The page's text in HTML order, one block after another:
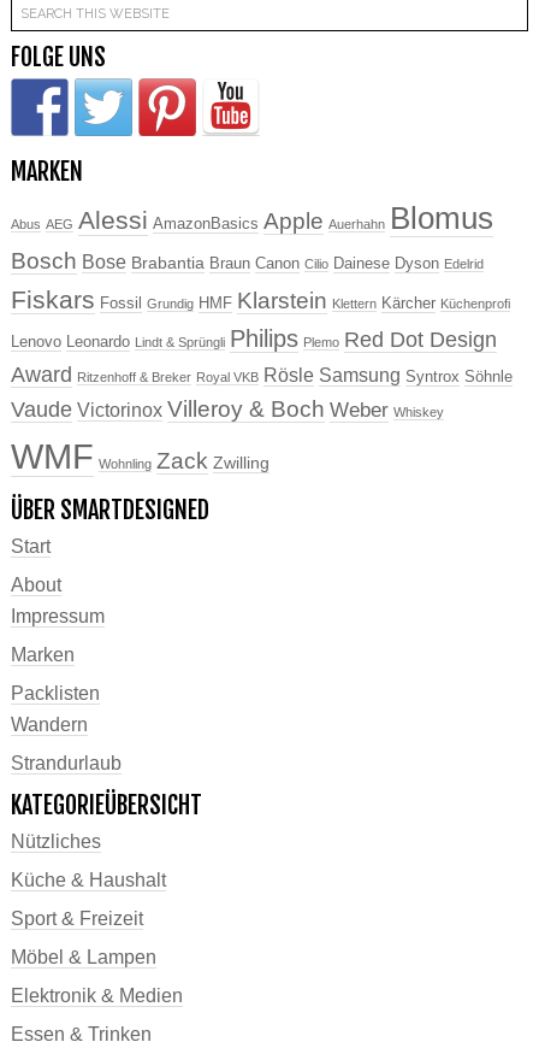
FOLGE UNS
MARKEN
Abus AEG Alessi AmazonBasics Apple Auerhahn Blomus
Bosch Bose Brabantia Braun Canon Cilio Dainese Dyson Edelrid
Fiskars Fossil Grundig HMF Klarstein Klettern Kärcher Küchenprofi
Lenovo Leonardo Lindt & Sprüngli Philips Plemo Red Dot Design
Award Ritzenhoff & Breker Royal VKB Rösle Samsung Syntrox Söhnle
Vaude Victorinox Villeroy & Boch Weber Whiskey
WMF Wohnling Zack Zwilling
ÜBER SMARTDESIGNED
Start
About
Impressum
Marken
Packlisten
Wandern
Strandurlaub
KATEGORIEÜBERSICHT
Nützliches
Küche & Haushalt
Sport & Freizeit
Möbel & Lampen
Elektronik & Medien
Essen & Trinken